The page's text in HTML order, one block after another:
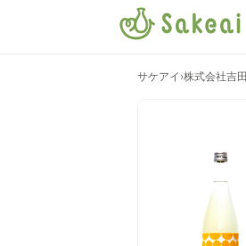
サケアイ ›株式会社吉